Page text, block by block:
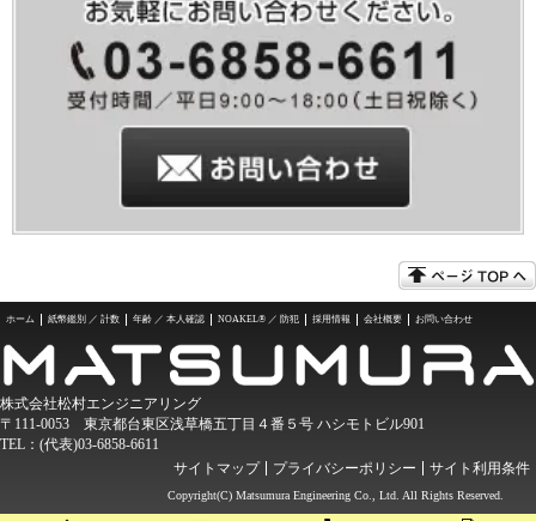
ホーム 紙幣鑑別 ／ 計数 年齢 ／ 本人確認 NOAKEL® ／ 防犯 採用情報 会社概要 お問い合わせ
株式会社松村エンジニアリング
〒111-0053 東京都台東区浅草橋五丁目４番５号 ハシモトビル901
TEL：(代表)03-6858-6611
サイト利用条件
プライバシーポリシー
サイトマップ
Copyright(C) Matsumura Engineering Co., Ltd. All Rights Reserved.